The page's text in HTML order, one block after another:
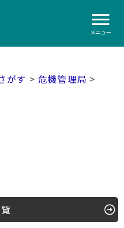
メニュー
がす > 危機管理局 >